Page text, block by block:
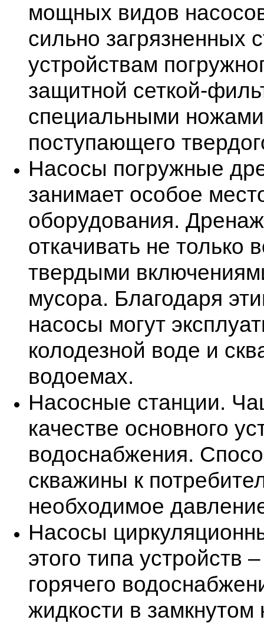
мощных видов
сильно загрязненных
устройствам
защитной сеткой-
специальными
поступающего
Насосы погружные
занимает особое
оборудования.
откачивать не только
твердыми
мусора. Благодаря
насосы могут
колодезной воде и
водоемах.
Насосные станции.
качестве основного
водоснабжения.
скважины к
необходимое
Насосы
этого типа устройств
горячего
жидкости в замкнутом